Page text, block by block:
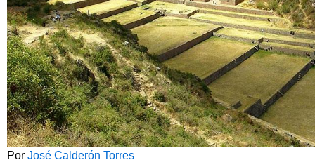
Por José Calderón Torres